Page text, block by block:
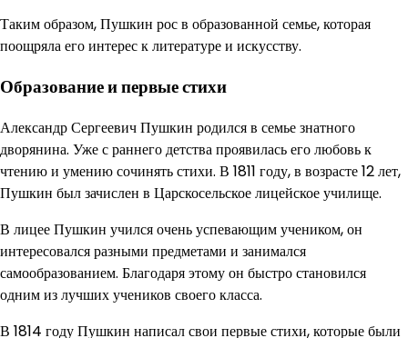
Таким образом, Пушкин рос в образованной семье, которая
поощряла его интерес к литературе и искусству.
Образование и первые стихи
Александр Сергеевич Пушкин родился в семье знатного
дворянина. Уже с раннего детства проявилась его любовь к
чтению и умению сочинять стихи. В 1811 году, в возрасте 12 лет,
Пушкин был зачислен в Царскосельское лицейское училище.
В лицее Пушкин учился очень успевающим учеником, он
интересовался разными предметами и занимался
самообразованием. Благодаря этому он быстро становился
одним из лучших учеников своего класса.
В 1814 году Пушкин написал свои первые стихи, которые были